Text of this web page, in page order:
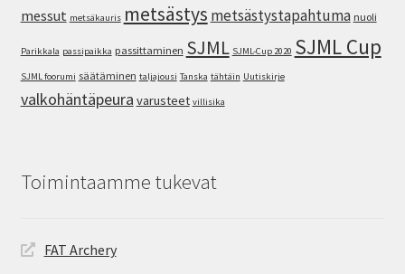
messut metsäkauris metsästys metsästystapahtuma nuoli
Parikkala passipaikka passittaminen SJML SJML-Cup 2020 SJML Cup
SJML foorumi säätäminen taljajousi Tanska tähtäin Uutiskirje
valkohäntäpeura varusteet villisika
Toimintaamme tukevat
FAT Archery